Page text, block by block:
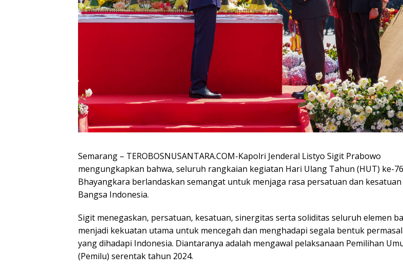
Semarang – TEROBOSNUSANTARA.COM-Kapolri Jenderal Listyo Sigit Prabowo
mengungkapkan bahwa, seluruh rangkaian kegiatan Hari Ulang Tahun (HUT) ke-76
Bhayangkara berlandaskan semangat untuk menjaga rasa persatuan dan kesatuan
Bangsa Indonesia.
Sigit menegaskan, persatuan, kesatuan, sinergitas serta soliditas seluruh elemen
menjadi kekuatan utama untuk mencegah dan menghadapi segala bentuk
yang dihadapi Indonesia. Diantaranya adalah mengawal pelaksanaan Pemilihan
(Pemilu) serentak tahun 2024.